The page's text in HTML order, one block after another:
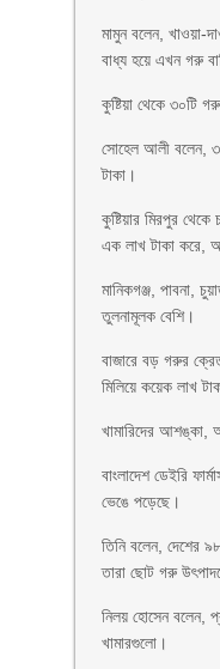
মামুন বলেন, খাওয়া-
বাধ্য হয়ে এখন গরু
কুষ্টিয়া থেকে ৩০টি
সোহেল আলী বলেন,
টাকা।
কুষ্টিয়ার মিরপুর
এক লাখ টাকা করে,
মানিকগঞ্জ, পাবনা,
তুলনামূলক বেশি।
বাজারে বড় গরুর
মিলিয়ে কয়েক লাখ
খামারিদের আশঙ্কা,
বাংলাদেশ ডেইরি
ভেঙে পড়েছে।
তিনি বলেন, দেশের
তারা ছোট গরু
নিলয় হোসেন বলেন,
খামারগুলো।